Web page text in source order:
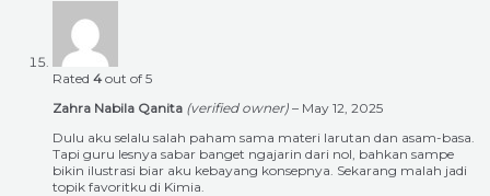
Rated 4 out of 5
Zahra Nabila Qanita (verified owner) – May 12, 2025
Dulu aku selalu salah paham sama materi larutan dan asam-basa.
Tapi guru lesnya sabar banget ngajarin dari nol, bahkan sampe
bikin ilustrasi biar aku kebayang konsepnya. Sekarang malah jadi
topik favoritku di Kimia.